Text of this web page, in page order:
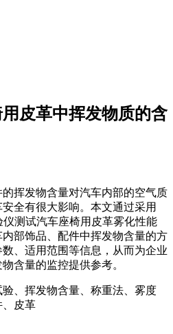
皮革中挥发物质的含
挥发物含量对汽车内部的空气质
全有很大影响。本文通过采用
仪测试汽车座椅用皮革雾化性能
部饰品、配件中挥发物含量的方
、适用范围等信息，从而为企业
含量的监控提供参考。
、挥发物含量、称重法、雾度
、皮革